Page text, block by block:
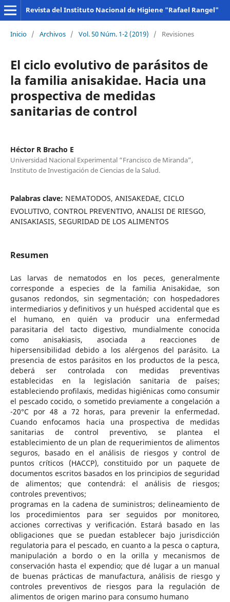
Revista del Instituto Nacional de Higiene "Rafael Rangel"
Inicio / Archivos / Vol. 50 Núm. 1-2 (2019) / Revisiones
El ciclo evolutivo de parásitos de
la familia anisakidae. Hacia una
prospectiva de medidas
sanitarias de control
Héctor R Bracho E
Universidad Nacional Experimental “Francisco de Miranda”,
Instituto de Investigación de Ciencias de la Salud.
Palabras clave: NEMATODOS, ANISAKEDAE, CICLO
EVOLUTIVO, CONTROL PREVENTIVO, ANALISI DE RIESGO,
ANISAKIASIS, SEGURIDAD DE LOS ALIMENTOS
Resumen
Las larvas de nematodos en los peces, generalmente
corresponde a especies de la familia Anisakidae, son
gusanos redondos, sin segmentación; con hospedadores
intermediarios y definitivos y un huésped accidental que es
el humano, en quién va producir una enfermedad
parasitaria del tacto digestivo, mundialmente conocida
como anisakiasis, asociada a reacciones de
hipersensibilidad debido a los alérgenos del parásito. La
presencia de estos parásitos en los productos de la pesca,
deberá ser controlada con medidas preventivas
establecidas en la legislación sanitaria de países;
estableciendo profilaxis, medidas higiénicas como consumir
el pescado cocido, o sometido previamente a congelación a
-20°C por 48 a 72 horas, para prevenir la enfermedad.
Cuando enfocamos hacia una prospectiva de medidas
sanitarias de control preventivo, se plantea el
establecimiento de un plan de requerimientos de alimentos
seguros, basado en el análisis de riesgos y control de
puntos críticos (HACCP), constituido por un paquete de
documentos escritos basados en los principios de seguridad
de alimentos; que contendrá: el análisis de riesgos;
controles preventivos;
programas en la cadena de suministros; delineamiento de
los procedimientos para ser seguidos por monitoreo,
acciones correctivas y verificación. Estará basado en las
obligaciones que se puedan establecer bajo jurisdicción
regulatoria para el pescado, en cuanto a la pesca o captura,
manipulación a bordo o en la orilla y mecanismos de
conservación hasta el expendio; que dé lugar a un manual
de buenas prácticas de manufactura, análisis de riesgo y
controles preventivos de riesgos para la regulación de
alimentos de origen marino para consumo humano